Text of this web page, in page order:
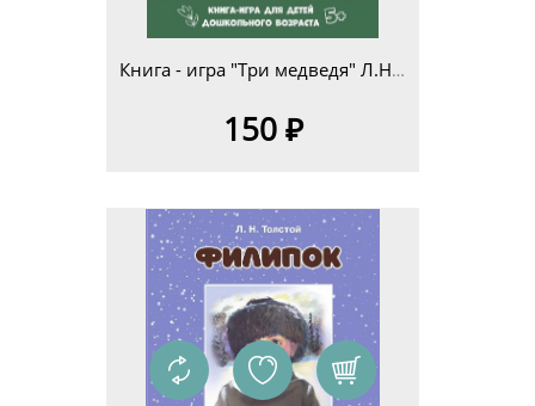
Книга - игра "Три медведя" Л.Н.Толстой для детей дошкольного возраста 5+
150 ₽